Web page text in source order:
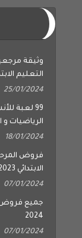
وثيقة
التعليم
25/01/2024
99 لعبة
الرياضيات
18/01/2024
فروض
الابتدائي 2023-2024
07/01/2024
2024
07/01/2024